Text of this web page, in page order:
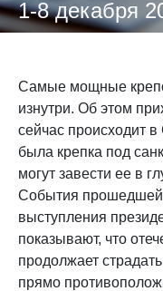
1-8 декабря
Самые мощные
изнутри. Об этом
сейчас происходит
была крепка под
могут завести ее в
События прошедшей
выступления
показывают, что
продолжает
прямо